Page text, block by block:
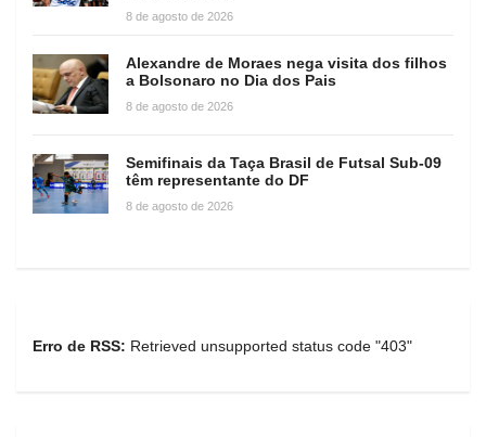
8 de agosto de 2026
Alexandre de Moraes nega visita dos filhos
a Bolsonaro no Dia dos Pais
8 de agosto de 2026
Semifinais da Taça Brasil de Futsal Sub-09
têm representante do DF
8 de agosto de 2026
Erro de RSS: Retrieved unsupported status code "403"